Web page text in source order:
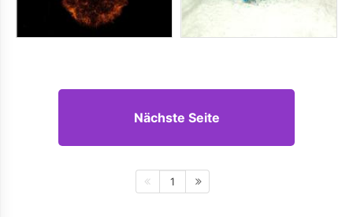
Nächste Seite
1